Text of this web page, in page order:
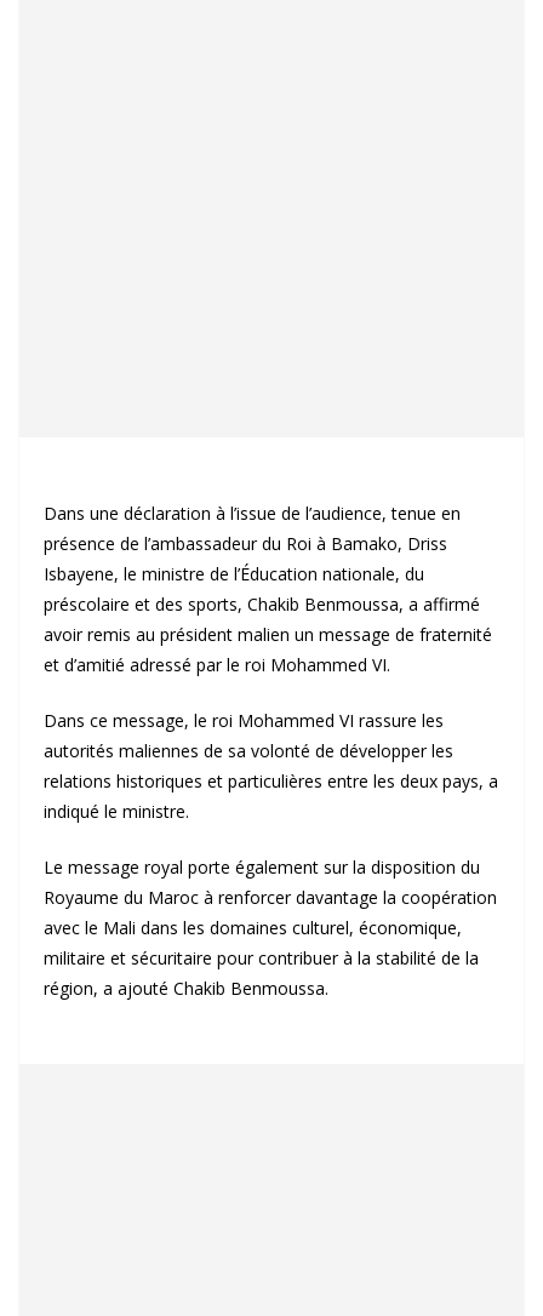
Dans une déclaration à l’issue de l’audience, tenue en
présence de l’ambassadeur du Roi à Bamako, Driss
Isbayene, le ministre de l’Éducation nationale, du
préscolaire et des sports, Chakib Benmoussa, a affirmé
avoir remis au président malien un message de fraternité
et d’amitié adressé par le roi Mohammed VI.
Dans ce message, le roi Mohammed VI rassure les
autorités maliennes de sa volonté de développer les
relations historiques et particulières entre les deux pays, a
indiqué le ministre.
Le message royal porte également sur la disposition du
Royaume du Maroc à renforcer davantage la coopération
avec le Mali dans les domaines culturel, économique,
militaire et sécuritaire pour contribuer à la stabilité de la
région, a ajouté Chakib Benmoussa.